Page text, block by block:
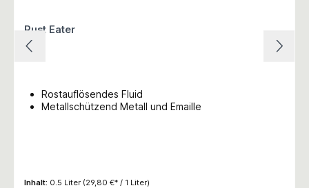
Rust Eater
Rostauflösendes Fluid
Metallschützend Metall und Emaille
Inhalt: 0.5 Liter (29,80 €* / 1 Liter)